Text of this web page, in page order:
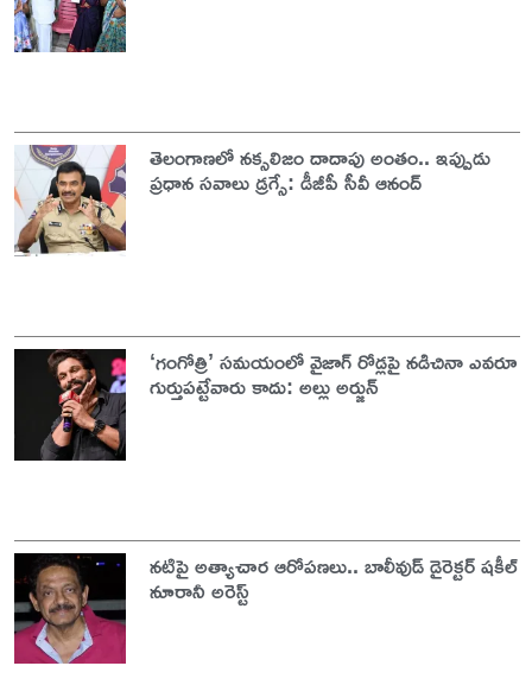
తెలంగాణలో నక్సలిజం దాదాపు అంతం.. ఇప్పుడు
ప్రధాన సవాలు డ్రగ్సే: డీజీపీ సీవీ ఆనంద్
‘గంగోత్రి’ సమయంలో వైజాగ్ రోడ్లపై నడిచినా ఎవరూ
గుర్తుపట్టేవారు కాదు: అల్లు అర్జున్
నటిపై అత్యాచార ఆరోపణలు.. బాలీవుడ్ డైరెక్టర్ షకీల్
నూరానీ అరెస్ట్